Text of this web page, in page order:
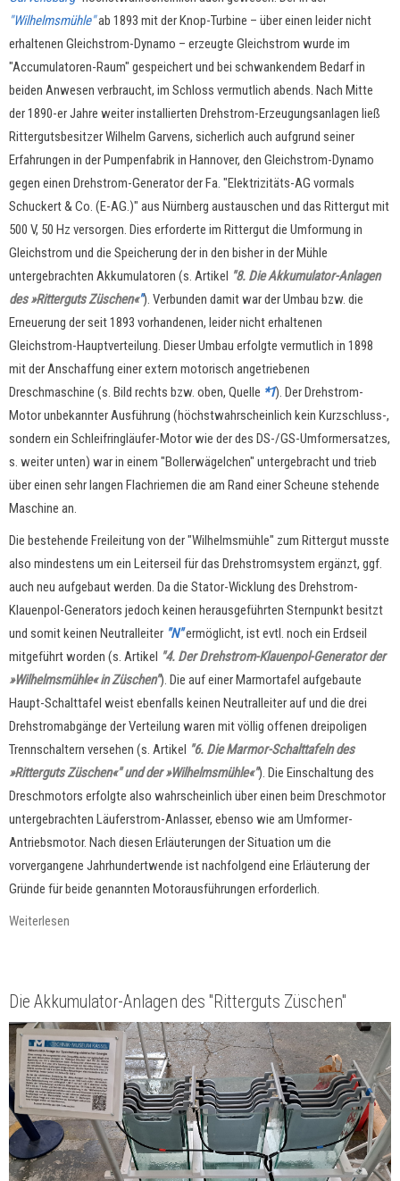
"Wilhelmsmühle"ab 1893 mit der Knop-Turbine – über einen leider nicht
erhaltenen Gleichstrom-Dynamo – erzeugte Gleichstrom wurde im
"Accumulatoren-Raum" gespeichert und bei schwankendem Bedarf in
beiden Anwesen verbraucht, im Schloss vermutlich abends. Nach Mitte
der 1890-er Jahre weiter installierten Drehstrom-Erzeugungsanlagen ließ
Rittergutsbesitzer Wilhelm Garvens, sicherlich auch aufgrund seiner
Erfahrungen in der Pumpenfabrik in Hannover, den Gleichstrom-Dynamo
gegen einen Drehstrom-Generator der Fa. "Elektrizitäts-AG vormals
Schuckert & Co. (E-AG.)" aus Nürnberg austauschen und das Rittergut mit
500 V, 50 Hz versorgen. Dies erforderte im Rittergut die Umformung in
Gleichstrom und die Speicherung der in den bisher in der Mühle
untergebrachten Akkumulatoren (s. Artikel "8. Die Akkumulator-Anlagen
des »Ritterguts Züschen«"). Verbunden damit war der Umbau bzw. die
Erneuerung der seit 1893 vorhandenen, leider nicht erhaltenen
Gleichstrom-Hauptverteilung. Dieser Umbau erfolgte vermutlich in 1898
mit der Anschaffung einer extern motorisch angetriebenen
Dreschmaschine (s. Bild rechts bzw. oben, Quelle *1). Der Drehstrom-
Motor unbekannter Ausführung (höchstwahrscheinlich kein Kurzschluss-,
sondern ein Schleifringläufer-Motor wie der des DS-/GS-Umformersatzes,
s. weiter unten) war in einem "Bollerwägelchen" untergebracht und trieb
über einen sehr langen Flachriemen die am Rand einer Scheune stehende
Maschine an.
Die bestehende Freileitung von der "Wilhelmsmühle" zum Rittergut musste
also mindestens um ein Leiterseil für das Drehstromsystem ergänzt, ggf.
auch neu aufgebaut werden. Da die Stator-Wicklung des Drehstrom-
Klauenpol-Generators jedoch keinen herausgeführten Sternpunkt besitzt
und somit keinen Neutralleiter "N"ermöglicht, ist evtl. noch ein Erdseil
mitgeführt worden (s. Artikel "4. Der Drehstrom-Klauenpol-Generator der
»Wilhelmsmühle« in Züschen"). Die auf einer Marmortafel aufgebaute
Haupt-Schalttafel weist ebenfalls keinen Neutralleiter auf und die drei
Drehstromabgänge der Verteilung waren mit völlig offenen dreipoligen
Trennschaltern versehen (s. Artikel "6. Die Marmor-Schalttafeln des
»Ritterguts Züschen«" und der »Wilhelmsmühle«"). Die Einschaltung des
Dreschmotors erfolgte also wahrscheinlich über einen beim Dreschmotor
untergebrachten Läuferstrom-Anlasser, ebenso wie am Umformer-
Antriebsmotor. Nach diesen Erläuterungen der Situation um die
vorvergangene Jahrhundertwende ist nachfolgend eine Erläuterung der
Gründe für beide genannten Motorausführungen erforderlich.
Weiterlesen
Die Akkumulator-Anlagen des "Ritterguts Züschen"